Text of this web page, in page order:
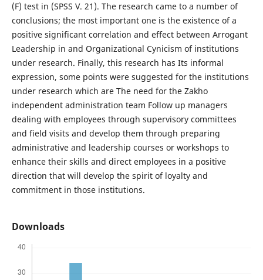
(F) test in (SPSS V. 21). The research came to a number of
conclusions; the most important one is the existence of a
positive significant correlation and effect between Arrogant
Leadership in and Organizational Cynicism of institutions
under research. Finally, this research has Its informal
expression, some points were suggested for the institutions
under research which are The need for the Zakho
independent administration team Follow up managers
dealing with employees through supervisory committees
and field visits and develop them through preparing
administrative and leadership courses or workshops to
enhance their skills and direct employees in a positive
direction that will develop the spirit of loyalty and
commitment in those institutions.
Downloads